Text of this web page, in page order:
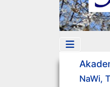
NaWi,